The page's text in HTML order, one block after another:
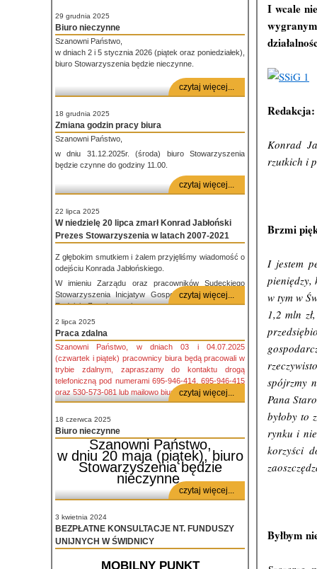
29 grudnia 2025
Biuro nieczynne
Szanowni Państwo,
w dniach 2 i 5 stycznia 2026 (piątek oraz poniedziałek),
biuro Stowarzyszenia będzie nieczynne.
czytaj więcej...
18 grudnia 2025
Zmiana godzin pracy biura
Szanowni Państwo,
w dniu 31.12.2025r. (środa) biuro Stowarzyszenia
będzie czynne do godziny 11.00.
czytaj więcej...
22 lipca 2025
W niedzielę 20 lipca zmarł Konrad Jabłoński
Prezes Stowarzyszenia w latach 2007-2021
Z głębokim smutkiem i żalem przyjęliśmy wiadomość o
odejściu Konrada Jabłońskiego.
W imieniu Zarządu oraz pracowników Sudeckiego
Stowarzyszenia Inicjatyw Gospodarczychskładamy
Rodzinie Zmarłego najszczersze kondolencje i wyrazy
Konrad był dla nas wszystkich nie tylko wieloletnim i
oddanym Prezesem, ale przede wszystkim
wspaniałym człowiekiem inspirującym do działania.
Jego zaangażowanie oraz pasja przy realizowanych
projektach na zawsze pozostawią ślad w historii
naszego Stowarzyszenia i w sercach tych, którzy mieli
zaszczyt z nim współpracować.
chwilach.
Z wyrazami najgłębszego żalu,
Zarząd i Pracownicy Sudeckiego Stowarzyszenia
Inicjatyw Gospodarczych
czytaj więcej...
2 lipca 2025
Praca zdalna
Szanowni Państwo, w dniach 03 i 04.07.2025
(czwartek i piątek) pracownicy biura będą pracowali w
trybie zdalnym, zapraszamy do kontaktu drogą
telefoniczną pod numerami 695-946-414, 695-946-415
oraz 530-573-081 lub mailowo biuro@ssig.plczytaj więcej...
18 czerwca 2025
Biuro nieczynne
Szanowni Państwo,
w dniu 20 maja (piątek), biuro
Stowarzyszenia będzie
nieczynne.
czytaj więcej...
3 kwietnia 2024
BEZPŁATNE KONSULTACJE NT. FUNDUSZY
UNIJNYCH W ŚWIDNICY
MOBILNY PUNKT
I wcale
Redakcja:
Konrad
rzutkich i
Brzmi
I jestem
pieniędzy,
w tym w
1,2 mln
spójrzmy
Pana
byłoby to
rynku i
korzyści
Byłbym